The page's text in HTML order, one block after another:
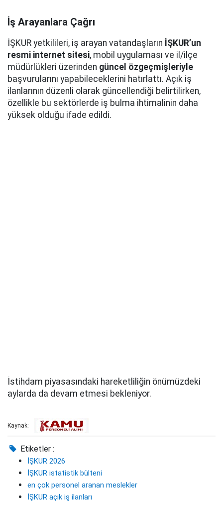
İş Arayanlara Çağrı
İŞKUR yetkilileri, iş arayan vatandaşların İŞKUR’un
resmi internet sitesi, mobil uygulaması ve il/ilçe
müdürlükleri üzerinden güncel özgeçmişleriyle
başvurularını yapabileceklerini hatırlattı. Açık iş
ilanlarının düzenli olarak güncellendiği belirtilirken,
özellikle bu sektörlerde iş bulma ihtimalinin daha
yüksek olduğu ifade edildi.
İstihdam piyasasındaki hareketliliğin önümüzdeki
aylarda da devam etmesi bekleniyor.
Kaynak:
Etiketler :
İŞKUR 2026
İŞKUR istatistik bülteni
en çok personel aranan meslekler
İŞKUR açık iş ilanları